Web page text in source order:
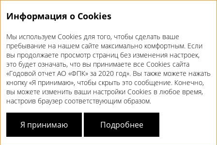
Годовой отчет 2020
ИНФОРМАЦИЯО ДОЧЕРНИХ
И ЗАВИСИМЫХ ОБЩЕСТВАХ
В периметр корпоративного управления АО «ФПК» входят
следующие дочерние и зависимые общества: ООО «НТС»,
ООО «Трэвел-Тур», ООО «РЖД Тур», ООО «РТК»,
АО «Трансмобильность»
и ООО «ИМ».
Информация о Cookies
Мы используем Cookies для того, чтобы сделать ваше
пребывание на нашем сайте максимально комфортным. Если
вы продолжаете просмотр страниц без изменения настроек,
это будет означать, что вы принимаете все Cookies сайта
«Годовой отчет АО «ФПК» за 2020 год». Вы также можете нажать
кнопку «Я принимаю», чтобы скрыть это сообщение. Конечно,
вы можете изменить ваши настройки Cookies в любое время,
настроив браузер соответствующим образом.
Я принимаю Подробнее